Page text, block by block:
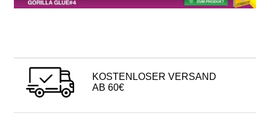
KOSTENLOSER VERSAND
AB 60€